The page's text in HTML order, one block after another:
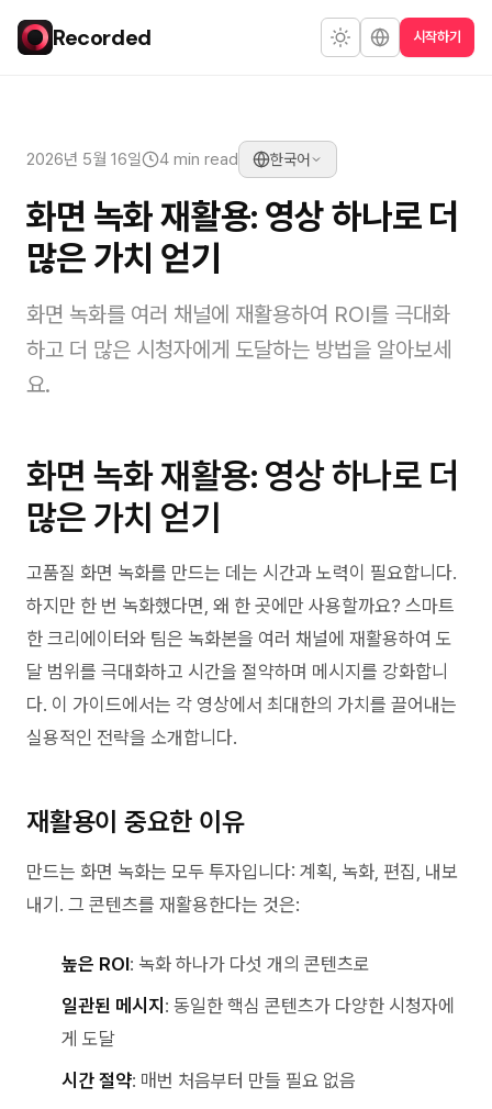
Recorded 시작하기
2026년 5월 16일 4 min read 한국어
화면 녹화 재활용: 영상 하나로 더
많은 가치 얻기
화면 녹화를 여러 채널에 재활용하여 ROI를 극대화
하고 더 많은 시청자에게 도달하는 방법을 알아보세
요.
화면 녹화 재활용: 영상 하나로 더
많은 가치 얻기
고품질 화면 녹화를 만드는 데는 시간과 노력이 필요합니다.
하지만 한 번 녹화했다면, 왜 한 곳에만 사용할까요? 스마트
한 크리에이터와 팀은 녹화본을 여러 채널에 재활용하여 도
달 범위를 극대화하고 시간을 절약하며 메시지를 강화합니
다. 이 가이드에서는 각 영상에서 최대한의 가치를 끌어내는
실용적인 전략을 소개합니다.
재활용이 중요한 이유
만드는 화면 녹화는 모두 투자입니다: 계획, 녹화, 편집, 내보
내기. 그 콘텐츠를 재활용한다는 것은:
높은 ROI: 녹화 하나가 다섯 개의 콘텐츠로
일관된 메시지 : 동일한 핵심 콘텐츠가 다양한 시청자에
게 도달
시간 절약: 매번 처음부터 만들 필요 없음